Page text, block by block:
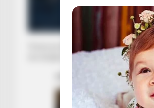
Torres po kryen vizitat mjekësore në
me Sevijën është e vlefshme për pesë